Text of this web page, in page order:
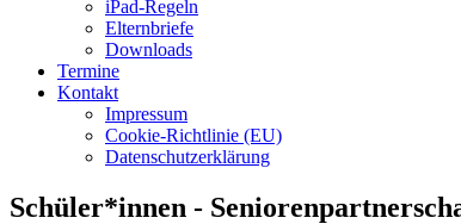
iPad-Regeln
Elternbriefe
Downloads
Termine
Kontakt
Impressum
Cookie-Richtlinie (EU)
Datenschutzerklärung
Schüler*innen -